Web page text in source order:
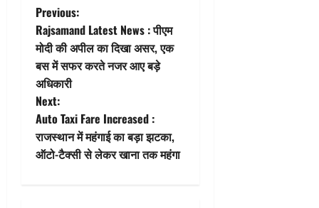
P
o
s
t
n
a
Previous:
Rajsamand Latest News : पीएम
मोदी की अपील का दिखा असर, एक
बस में सफर करते नजर आए बड़े
अधिकारी
Next:
Auto Taxi Fare Increased :
राजस्थान में महंगाई का बड़ा झटका,
ऑटो-टैक्सी से लेकर खाना तक महंगा